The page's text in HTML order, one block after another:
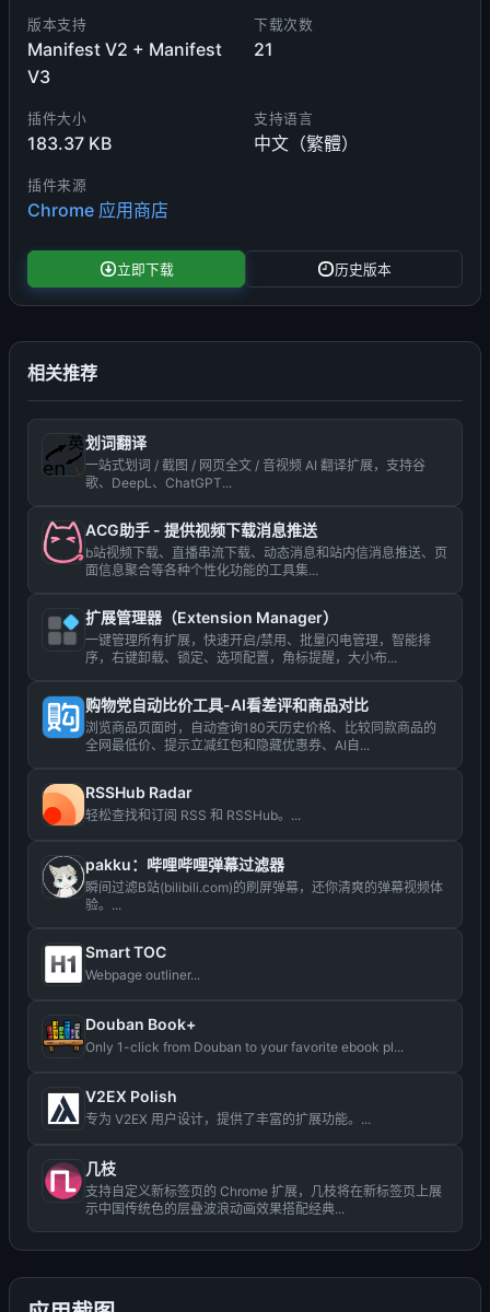
版本支持
Manifest V2 + Manifest
V3
下载次数
21
插件大小
183.37 KB
支持语言
中文（繁體）
插件来源
Chrome 应用商店
立即下载 历史版本
相关推荐
划词翻译
一站式划词 / 截图 / 网页全文 / 音视频 AI 翻译扩展，支持谷
歌、DeepL、ChatGPT...
ACG助手 - 提供视频下载消息推送
b站视频下载、直播串流下载、动态消息和站内信消息推送、页
面信息聚合等各种个性化功能的工具集...
扩展管理器（Extension Manager）
一键管理所有扩展，快速开启/禁用、批量闪电管理，智能排
序，右键卸载、锁定、选项配置，角标提醒，大小布...
购物党自动比价工具-AI看差评和商品对比
浏览商品页面时，自动查询180天历史价格、比较同款商品的
全网最低价、提示立减红包和隐藏优惠券、AI自...
RSSHub Radar
轻松查找和订阅 RSS 和 RSSHub。...
pakku：哔哩哔哩弹幕过滤器
瞬间过滤B站(bilibili.com)的刷屏弹幕，还你清爽的弹幕视频体
验。...
Smart TOC
Webpage outliner...
Douban Book+
Only 1-click from Douban to your favorite ebook pl...
V2EX Polish
专为 V2EX 用户设计，提供了丰富的扩展功能。...
几枝
支持自定义新标签页的 Chrome 扩展，几枝将在新标签页上展
示中国传统色的层叠波浪动画效果搭配经典...